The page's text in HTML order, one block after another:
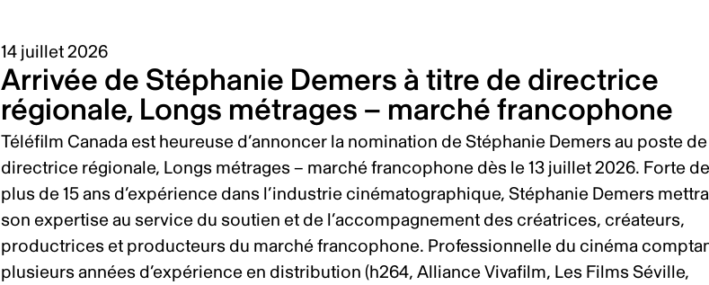
14 juillet 2026
Arrivée de Stéphanie Demers à titre de directrice
régionale, Longs métrages – marché francophone
Téléfilm Canada est heureuse d’annoncer la nomination de Stéphanie Demers au poste de
directrice régionale, Longs métrages – marché francophone dès le 13 juillet 2026. Forte
plus de 15 ans d’expérience dans l’industrie cinématographique, Stéphanie Demers mettra
son expertise au service du soutien et de l’accompagnement des créatrices, créateurs,
productrices et producteurs du marché francophone. Professionnelle du cinéma
plusieurs années d’expérience en distribution (h264, Alliance Vivafilm, Les Films Séville,